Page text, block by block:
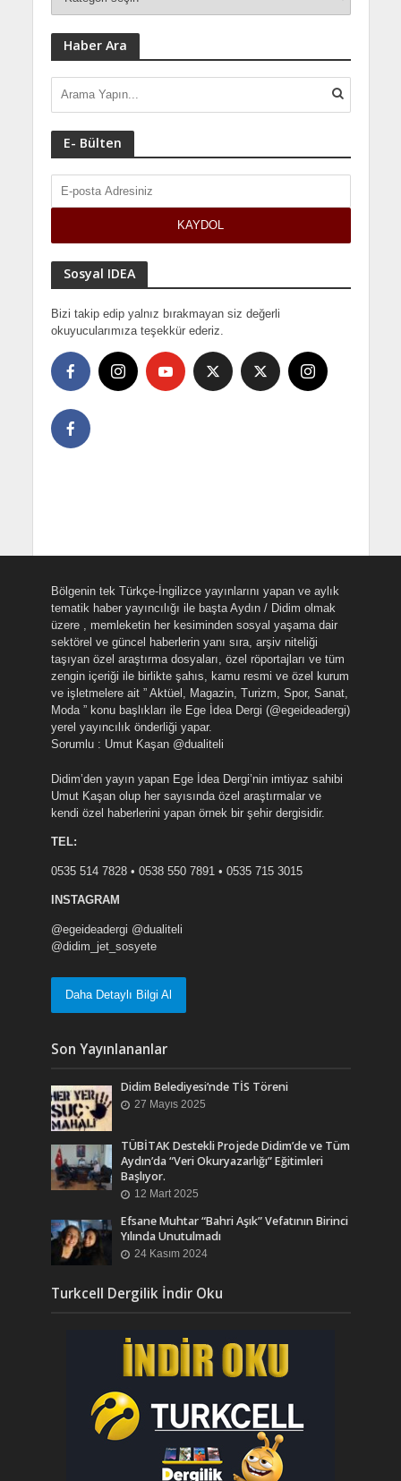
Haber Ara
E- Bülten
Sosyal IDEA
Bizi takip edip yalnız bırakmayan siz değerli
okuyucularımıza teşekkür ederiz.
Bölgenin tek Türkçe-İngilizce yayınlarını yapan ve aylık
tematik haber yayıncılığı ile başta Aydın / Didim olmak
üzere , memleketin her kesiminden sosyal yaşama dair
sektörel ve güncel haberlerin yanı sıra, arşiv niteliği
taşıyan özel araştırma dosyaları, özel röportajları ve tüm
zengin içeriği ile birlikte şahıs, kamu resmi ve özel kurum
ve işletmelere ait ” Aktüel, Magazin, Turizm, Spor, Sanat,
Moda ” konu başlıkları ile Ege İdea Dergi (@egeideadergi)
yerel yayıncılık önderliği yapar.
Sorumlu : Umut Kaşan @dualiteli
Didim’den yayın yapan Ege İdea Dergi’nin imtiyaz sahibi
Umut Kaşan olup her sayısında özel araştırmalar ve
kendi özel haberlerini yapan örnek bir şehir dergisidir.
TEL:
0535 514 7828 • 0538 550 7891 • 0535 715 3015
INSTAGRAM
@egeideadergi @dualiteli
@didim_jet_sosyete
Daha Detaylı Bilgi Al
Son Yayınlananlar
Didim Belediyesi’nde TİS Töreni
27 Mayıs 2025
TÜBİTAK Destekli Projede Didim’de ve Tüm
Aydın’da “Veri Okuryazarlığı” Eğitimleri
Başlıyor.
12 Mart 2025
Efsane Muhtar “Bahri Aşık” Vefatının Birinci
Yılında Unutulmadı
24 Kasım 2024
Turkcell Dergilik İndir Oku